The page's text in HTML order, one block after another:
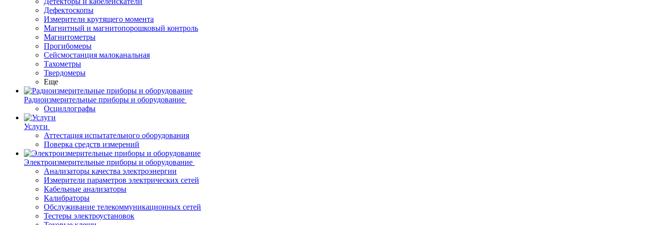
Дефектоскопы
Измерители крутящего момента
Магнитный и магнитопорошковый контроль
Магнитометры
Прогибомеры
Сейсмостанция малоканальная
Тахометры
Твердомеры
Еще
Радиоизмерительные приборы и оборудование
Осциллографы
Услуги
Аттестация испытательного оборудования
Поверка средств измерений
Электроизмерительные приборы и оборудование
Анализаторы качества электроэнергии
Измерители параметров электрических сетей
Кабельные анализаторы
Калибраторы
Обслуживание телекоммуникационных сетей
Тестеры электроустановок